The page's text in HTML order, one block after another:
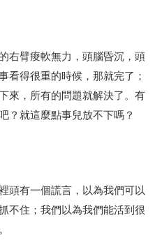
右臂痠軟無力，頭腦昏沉，頭
看得很重的時候，那就完了；
來，所有的問題就解決了。有
？就這麼點事兒放不下嗎？
頭有一個謊言，以為我們可以
不住；我們以為我們能活到很